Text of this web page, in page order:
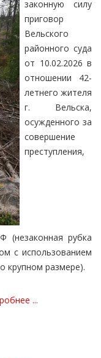
законную силу
приговор
Вельского
районного суда
от 10.02.2026 в
отношении 42-
летнего жителя
г. Вельска,
осужденного за
совершение
преступления,
(незаконная рубка
с использованием
крупном размере).
...